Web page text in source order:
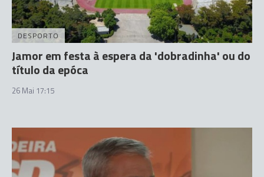
DESPORTO
Jamor em festa à espera da 'dobradinha' ou do
título da epóca
26 Mai 17:15